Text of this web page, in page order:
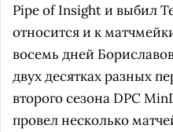
Pipe of Insight и выбил
относится и к
восемь дней
двух десятках разных
второго сезона DPC
провел несколько